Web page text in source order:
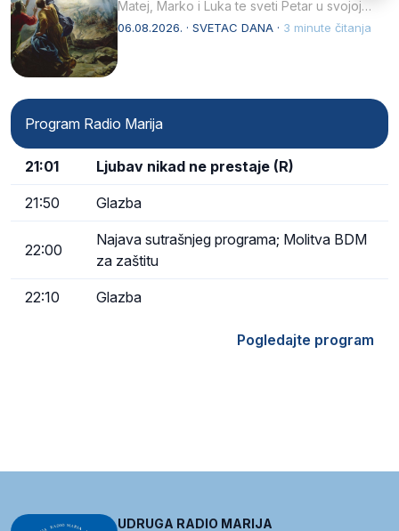
Matej, Marko i Luka te sveti Petar u svojoj
drugoj…
06.08.2026. · SVETAC DANA · 3 minute čitanja
Program Radio Marija
21:01 Ljubav nikad ne prestaje (R)
21:50 Glazba
22:00
Najava sutrašnjeg programa; Molitva BDM
za zaštitu
22:10 Glazba
Pogledajte program
UDRUGA RADIO MARIJA